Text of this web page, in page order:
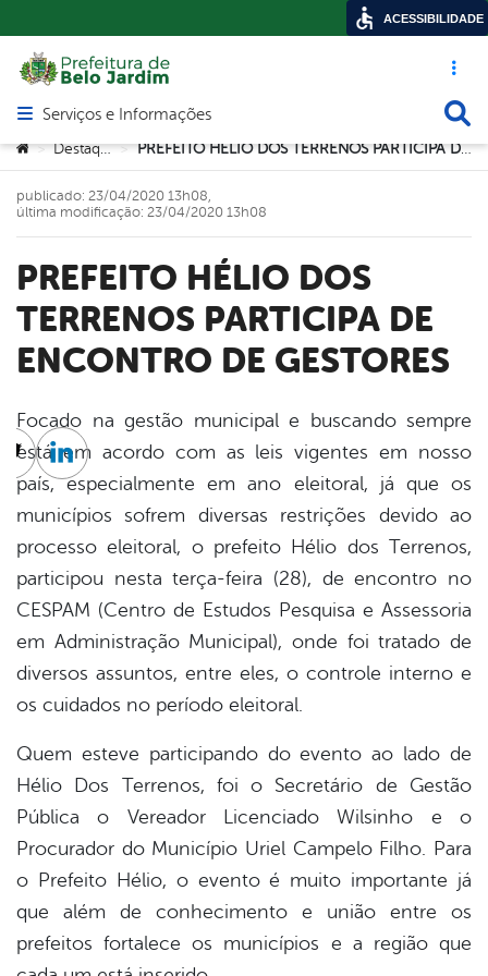
Acesso
Abrir menu principal de navegação
Serviços e Informações
Você está aqui:
> Destaque > PREFEITO HÉLIO DOS TERRENOS PARTICIPA DE ENCONTRO DE GESTORES
PREFEITO HÉLIO DOS
TERRENOS PARTICIPA DE
ENCONTRO DE GESTORES
publicado: 23/04/2020 13h08,
última modificação: 23/04/2020 13h08
Focado na gestão municipal e buscando sempre
está em acordo com as leis vigentes em nosso
país, especialmente em ano eleitoral, já que os
municípios sofrem diversas restrições devido ao
processo eleitoral, o prefeito Hélio dos Terrenos,
participou nesta terça-feira (28), de encontro no
CESPAM (Centro de Estudos Pesquisa e Assessoria
em Administração Municipal), onde foi tratado de
diversos assuntos, entre eles, o controle interno e
os cuidados no período eleitoral.
Quem esteve participando do evento ao lado de
Hélio Dos Terrenos, foi o Secretário de Gestão
Pública o Vereador Licenciado Wilsinho e o
Procurador do Município Uriel Campelo Filho. Para
o Prefeito Hélio, o evento é muito importante já
que além de conhecimento e união entre os
prefeitos fortalece os municípios e a região que
Twitter
Linkedin
ACESSIBILIDADE